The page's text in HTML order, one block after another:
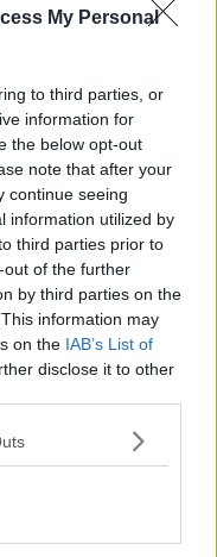
My Personal
to third parties, or
information for
the below opt-out
note that after your
continue seeing
information utilized by
third parties prior to
of the further
by third parties on the
information may
on the IAB’s List of
disclose it to other
im Spam-
bitte ebenfalls.
kompakt per E-
bei
über den
das Geschehen
liegt auf
und
und präzise
er zudem mit